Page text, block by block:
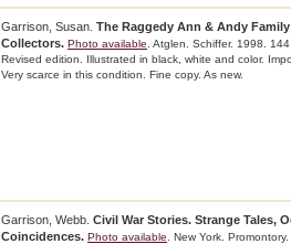
Garrison, Susan. The Raggedy Ann & Andy
Collectors. Photo available . Atglen. Schiffer. 1998.
Revised edition. Illustrated in black, white and color.
Very scarce in this condition. Fine copy. As new.
Garrison, Webb. Civil War Stories. Strange Tales,
Coincidences. Photo available . New York.